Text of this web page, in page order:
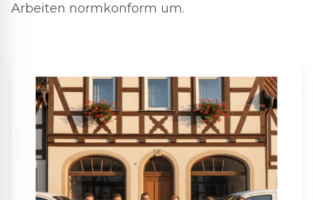
Arbeiten normkonform um.